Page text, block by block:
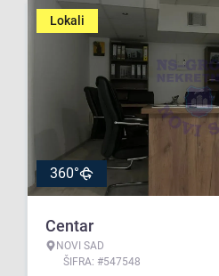
Lokali
360°
Centar
NOVI SAD
ŠIFRA: #547548